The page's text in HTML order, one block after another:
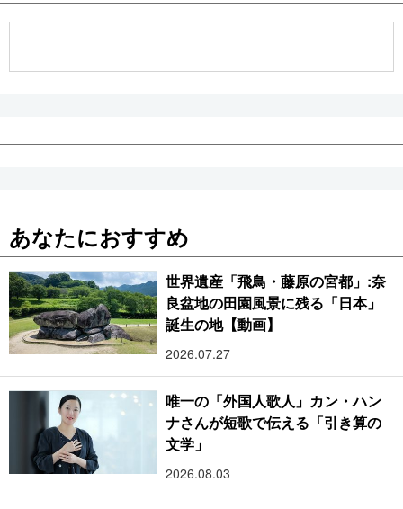
あなたにおすすめ
世界遺産「飛鳥・藤原の宮都」:奈
良盆地の田園風景に残る「日本」
誕生の地【動画】
2026.07.27
唯一の「外国人歌人」カン・ハン
ナさんが短歌で伝える「引き算の
文学」
2026.08.03